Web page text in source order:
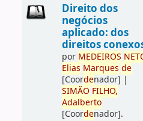
Direito dos
negócios
aplicado: dos
direitos
por MEDEIROS
Elias Marques de
[Coordenador] |
SIMÃO FILHO,
Adalberto
[Coordenador].